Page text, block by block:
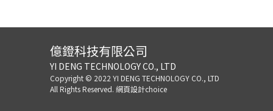
億鐙科技有限公司
YI DENG TECHNOLOGY CO., LTD
Copyright © 2022 YI DENG TECHNOLOGY CO., LTD
All Rights Reserved. 網頁設計choice